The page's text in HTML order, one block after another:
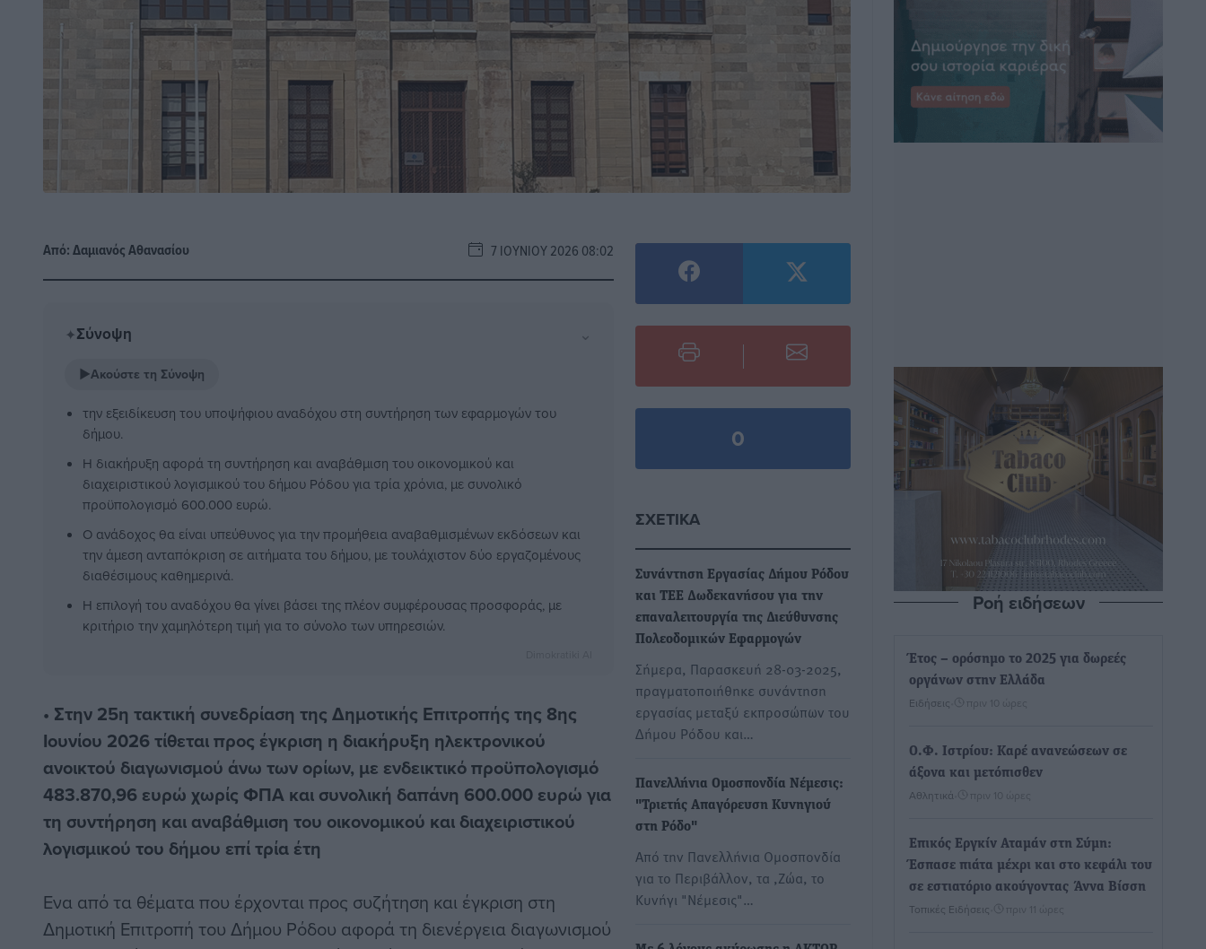
Από:Δαμιανός Αθανασίου 7 ΙΟΥΝΊΟΥ 2026 08:02
✦Σύνοψη ⌄
▶Ακούστε τη Σύνοψη
την εξειδίκευση του υποψήφιου αναδόχου στη συντήρηση των εφαρμογών του
δήμου.
Η διακήρυξη αφορά τη συντήρηση και αναβάθμιση του οικονομικού και
διαχειριστικού λογισμικού του δήμου Ρόδου για τρία χρόνια, με συνολικό
προϋπολογισμό 600.000 ευρώ.
Ο ανάδοχος θα είναι υπεύθυνος για την προμήθεια αναβαθμισμένων εκδόσεων και
την άμεση ανταπόκριση σε αιτήματα του δήμου, με τουλάχιστον δύο εργαζομένους
διαθέσιμους καθημερινά.
Η επιλογή του αναδόχου θα γίνει βάσει της πλέον συμφέρουσας προσφοράς, με
κριτήριο την χαμηλότερη τιμή για το σύνολο των υπηρεσιών.
• Στην 25η τακτική συνεδρίαση της Δημοτικής Επιτροπής της 8ης
Ιουνίου 2026 τίθεται προς έγκριση η διακήρυξη ηλεκτρονικού
ανοικτού διαγωνισμού άνω των ορίων, με ενδεικτικό προϋπολογισμό
483.870,96 ευρώ χωρίς ΦΠΑ και συνολική δαπάνη 600.000 ευρώ για
τη συντήρηση και αναβάθμιση του οικονομικού και διαχειριστικού
λογισμικού του δήμου επί τρία έτη
Ενα από τα θέματα που έρχονται προς συζήτηση και έγκριση στη
Δημοτική Επιτροπή του Δήμου Ρόδου αφορά τη διενέργεια διαγωνισμού
0
ΣΧΕΤΙΚΆ
Συνάντηση Εργασίας Δήμου Ρόδου
και ΤΕΕ Δωδεκανήσου για την
επαναλειτουργία της Διεύθυνσης
Πολεοδομικών Εφαρμογών
Σήμερα, Παρασκευή 28-03-2025,
πραγματοποιήθηκε συνάντηση
εργασίας μεταξύ εκπροσώπων του
Δήμου Ρόδου και…
Πανελλήνια Ομοσπονδία Νέμεσις:
"Τριετής Απαγόρευση Κυνηγιού
στη Ρόδο"
Από την Πανελλήνια Ομοσπονδία
για το Περιβάλλον, τα ,Ζώα, το
Κυνήγι "Νέμεσις"…
Ροή ειδήσεων
Έτος – ορόσημο το 2025 για δωρεές
οργάνων στην Ελλάδα
Ειδήσεις πριν 10 ώρες
Ο.Φ. Ιστρίου: Καρέ ανανεώσεων σε
άξονα και μετόπισθεν
Αθλητικά πριν 10 ώρες
Επικός Εργκίν Αταμάν στη Σύμη:
Έσπασε πιάτα μέχρι και στο κεφάλι του
σε εστιατόριο ακούγοντας Άννα Βίσση
Τοπικές Ειδήσεις πριν 11 ώρες